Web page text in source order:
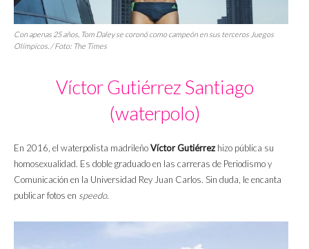
Con apenas 25 años, Tom Daley se coronó como campeón en sus terceros Juegos
Olímpicos. / Foto: The Times
Víctor Gutiérrez Santiago
(waterpolo)
En 2016, el waterpolista madrileñoVíctor Gutiérrez hizo pública su
homosexualidad. Es doble graduado en las carreras de Periodismo y
Comunicación en la Universidad Rey Juan Carlos. Sin duda, le encanta
publicar fotos en speedo.